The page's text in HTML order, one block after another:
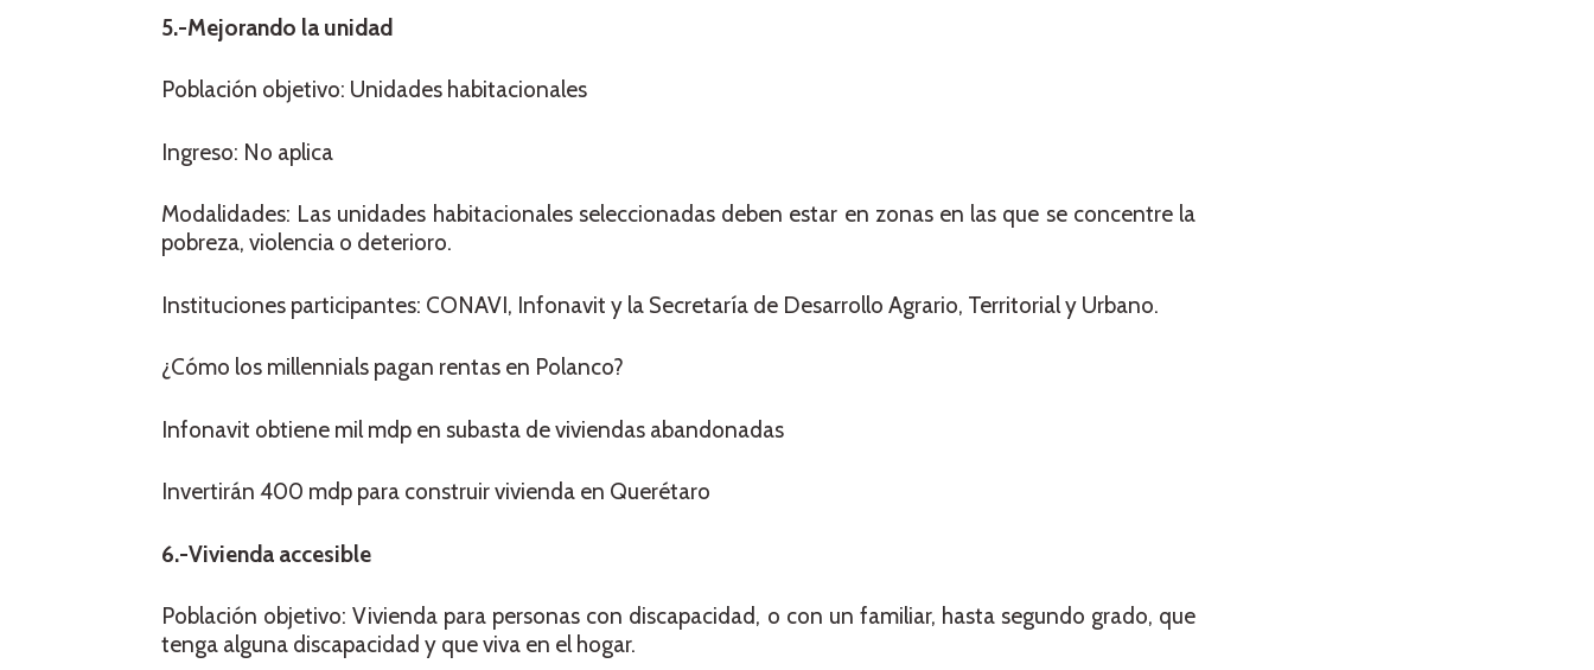
5.-Mejorando la unidad
Población objetivo: Unidades habitacionales
Ingreso: No aplica
Modalidades: Las unidades habitacionales seleccionadas deben estar en zonas en las que se concentre la
pobreza, violencia o deterioro.
Instituciones participantes: CONAVI, Infonavit y la Secretaría de Desarrollo Agrario, Territorial y Urbano.
¿Cómo los millennials pagan rentas en Polanco?
Infonavit obtiene mil mdp en subasta de viviendas abandonadas
Invertirán 400 mdp para construir vivienda en Querétaro
6.-Vivienda accesible
Población objetivo: Vivienda para personas con discapacidad, o con un familiar, hasta segundo grado, que
tenga alguna discapacidad y que viva en el hogar.